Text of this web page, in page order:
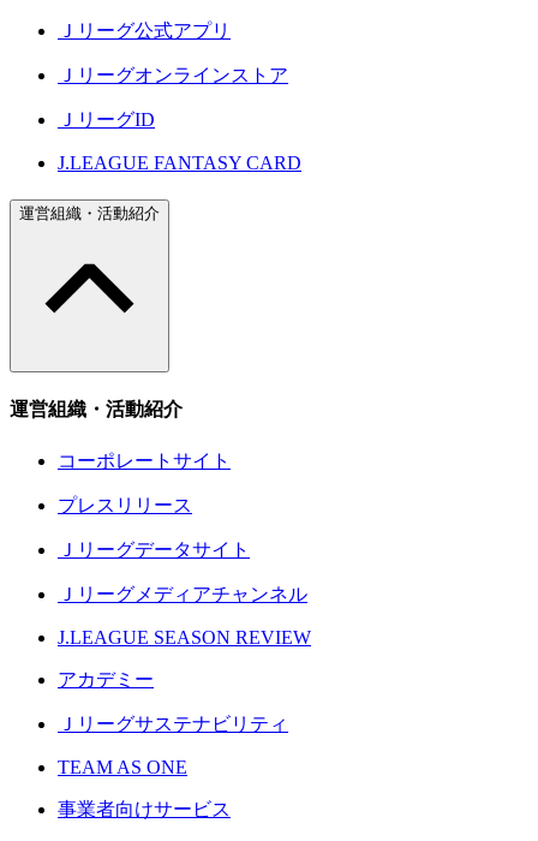
Ｊリーグ公式アプリ
Ｊリーグオンラインストア
ＪリーグID
J.LEAGUE FANTASY CARD
運営組織・活動紹介
運営組織・活動紹介
コーポレートサイト
プレスリリース
Ｊリーグデータサイト
Ｊリーグメディアチャンネル
J.LEAGUE SEASON REVIEW
アカデミー
Ｊリーグサステナビリティ
TEAM AS ONE
事業者向けサービス